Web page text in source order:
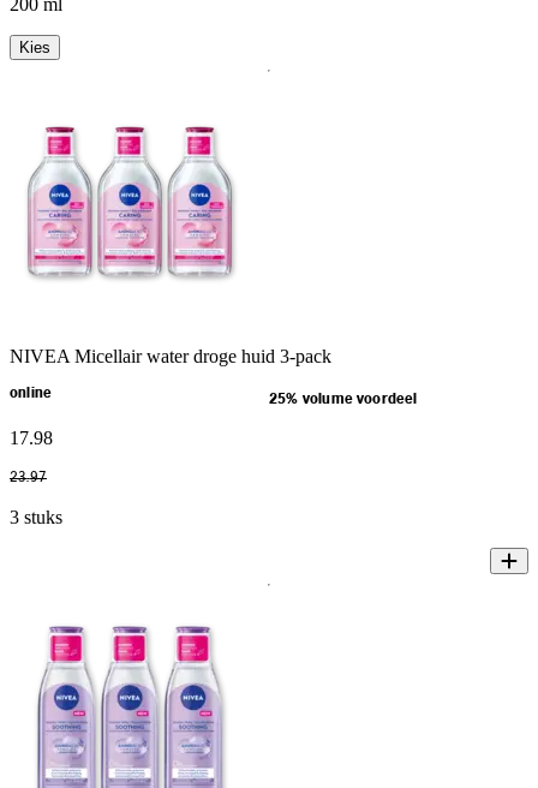
200 ml
Kies
NIVEA Micellair water droge huid 3-pack
online 25% volume voordeel
17.98
23.97
3 stuks